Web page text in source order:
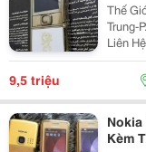
Thế
Trung-
Liên
Thông Ti
9,5 triệu
Kèm